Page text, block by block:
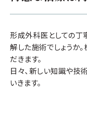
形成外科医としての丁
解した施術でしょうか
だきます。
日々、新しい知識や技
いきます。